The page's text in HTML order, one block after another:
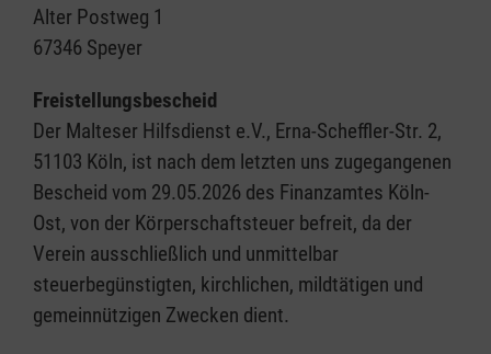
Alter Postweg 1
67346 Speyer
Freistellungsbescheid
Der Malteser Hilfsdienst e.V., Erna-Scheffler-Str. 2,
51103 Köln, ist nach dem letzten uns zugegangenen
Bescheid vom 29.05.2026 des Finanzamtes Köln-
Ost, von der Körperschaftsteuer befreit, da der
Verein ausschließlich und unmittelbar
steuerbegünstigten, kirchlichen, mildtätigen und
gemeinnützigen Zwecken dient.